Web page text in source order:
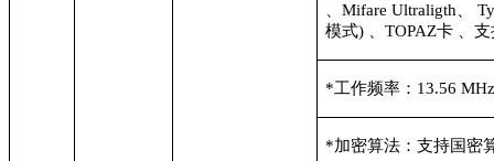
、Mifare Ultraligth、
模式) 、TOPAZ卡 、
*工作频率：13.56 MHz
*加密算法：支持国密